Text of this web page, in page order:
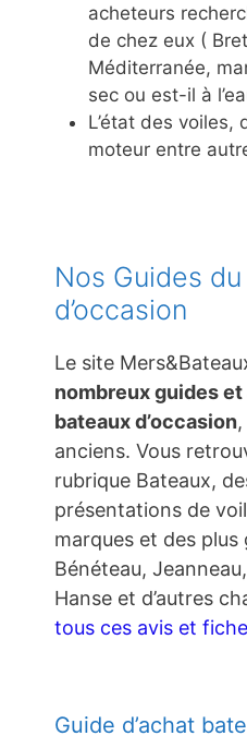
acheteurs
de chez eux (
Méditerranée,
sec ou est-il à
L’état des voiles,
moteur entre
Nos Guides
d’occasion
Le site
nombreux guides
bateaux d’occasion
anciens. Vous
rubrique Bateaux,
présentations de
marques et des
Bénéteau,
Hanse et d’autres
tous ces avis et
Guide d’achat